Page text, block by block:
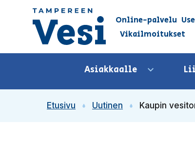
Siirry sisältöön
Siirry etusivulle
Online-palvelu
Vikailmoitukset
Asiakkaalle Avaa
Etusivu Uutinen Kaupin